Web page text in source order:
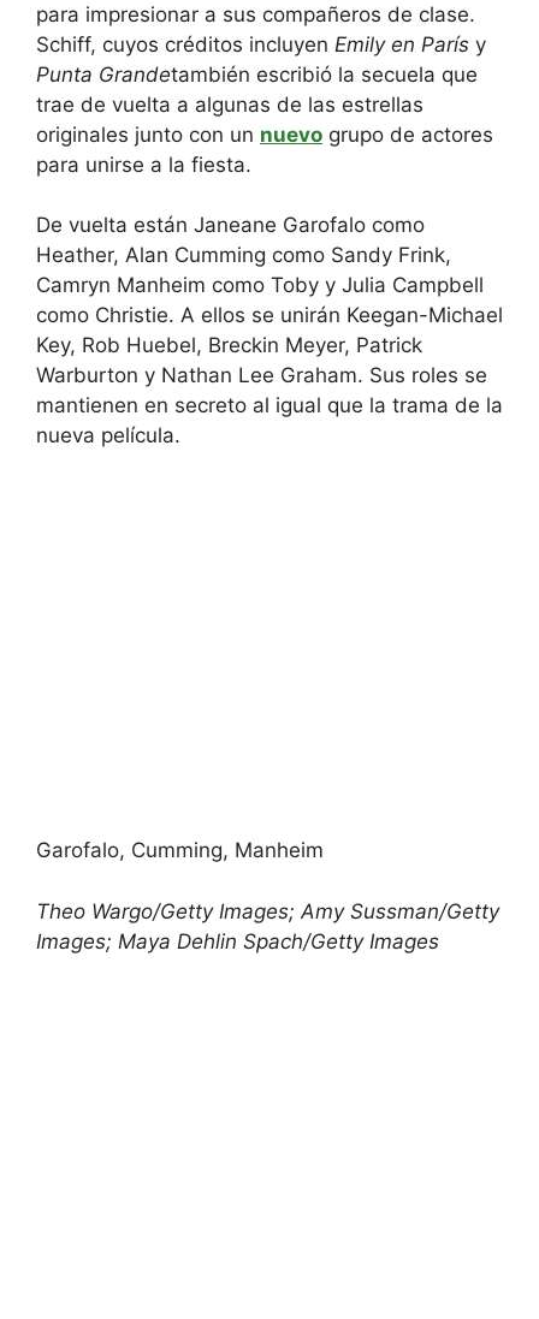
para impresionar a sus compañeros de clase.
Schiff, cuyos créditos incluyen Emily en París y
Punta Grandetambién escribió la secuela que
trae de vuelta a algunas de las estrellas
originales junto con un nuevo grupo de actores
para unirse a la fiesta.
De vuelta están Janeane Garofalo como
Heather, Alan Cumming como Sandy Frink,
Camryn Manheim como Toby y Julia Campbell
como Christie. A ellos se unirán Keegan-Michael
Key, Rob Huebel, Breckin Meyer, Patrick
Warburton y Nathan Lee Graham. Sus roles se
mantienen en secreto al igual que la trama de la
nueva película.
Garofalo, Cumming, Manheim
Theo Wargo/Getty Images; Amy Sussman/Getty
Images; Maya Dehlin Spach/Getty Images